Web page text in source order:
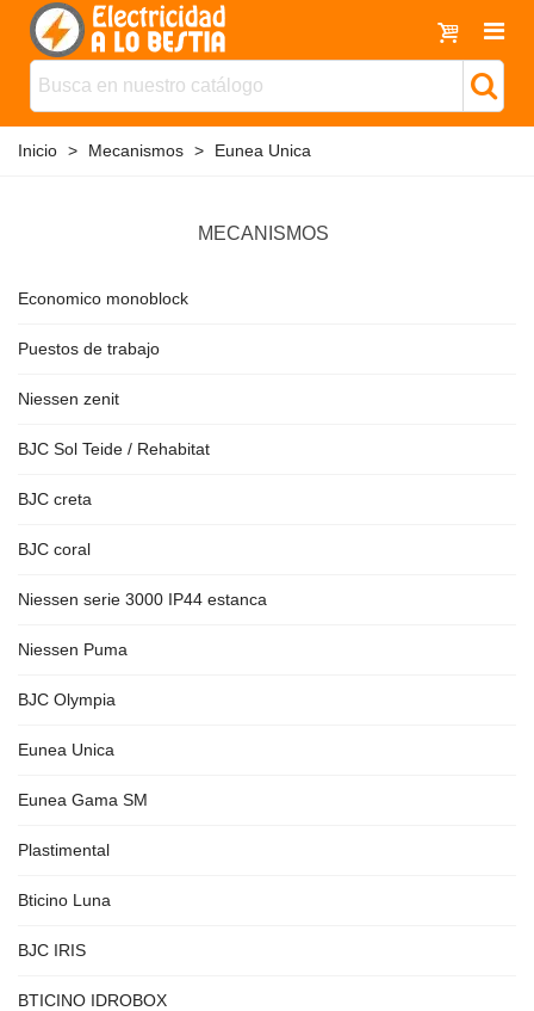
Inicio > Mecanismos > Eunea Unica
MECANISMOS
Economico monoblock
Puestos de trabajo
Niessen zenit
BJC Sol Teide / Rehabitat
BJC creta
BJC coral
Niessen serie 3000 IP44 estanca
Niessen Puma
BJC Olympia
Eunea Unica
Eunea Gama SM
Plastimental
Bticino Luna
BJC IRIS
BTICINO IDROBOX